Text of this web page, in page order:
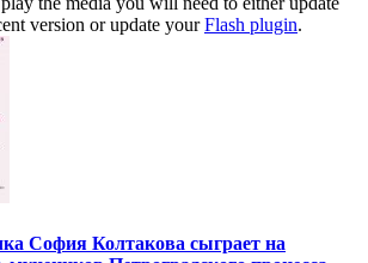
version or update yourFlash plugin.
София Колтакова сыграет на